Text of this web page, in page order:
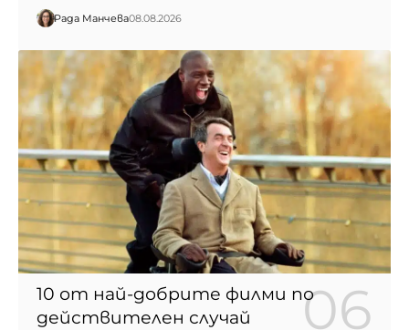
Рада Манчева08.08.2026
10 от най-добрите филми по
действителен случай